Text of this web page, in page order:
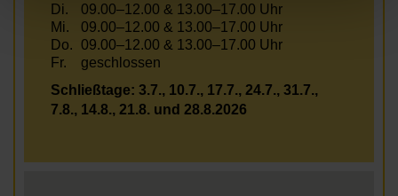
Di.
09.00–12.00 & 13.00–17.00 Uhr
Mi.
09.00–12.00 & 13.00–17.00 Uhr
Do.
09.00–12.00 & 13.00–17.00 Uhr
Fr.
geschlossen
Schließtage: 3.7., 10.7., 17.7., 24.7., 31.7.,
7.8., 14.8., 21.8. und 28.8.2026